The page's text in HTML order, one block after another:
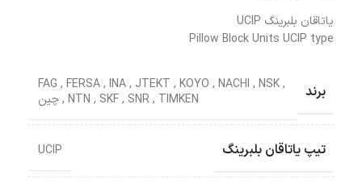
یاتاقان بلبرینگ UCIP
Pillow Block Units UCIP type
برند FAG , FERSA, INA, JTEKT , KOYO , NACHI , NSK,
NTN , SKF, SNR, TIMKEN
,چین
تیپ یاتاقان بلبرینگ UCIP